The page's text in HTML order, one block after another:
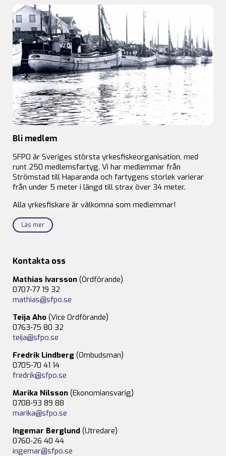
Bli medlem
SFPO är Sveriges största yrkesfiskeorganisation, med
runt 250 medlemsfartyg. Vi har medlemmar från
Strömstad till Haparanda och fartygens storlek varierar
från under 5 meter i längd till strax över 34 meter.
Alla yrkesfiskare är välkomna som medlemmar!
Läs mer
Kontakta oss
Mathias Ivarsson (Ordförande)
0707-77 19 32
mathias@sfpo.se
Teija Aho (Vice Ordförande)
0763-75 80 32
teija@sfpo.se
Fredrik Lindberg (Ombudsman)
0705-70 41 14
fredrik@sfpo.se
Marika Nilsson (Ekonomiansvarig)
0708-93 89 88
marika@sfpo.se
Ingemar Berglund (Utredare)
0760-26 40 44
ingemar@sfpo.se